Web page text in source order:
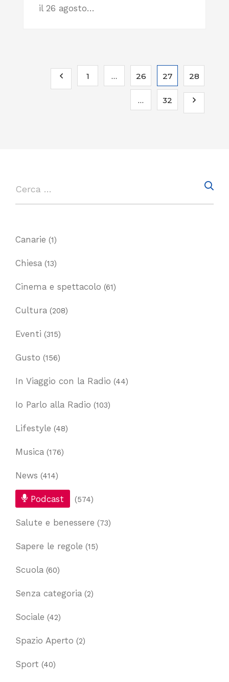
il 26 agosto…
1 … 26 27 28
… 32
Canarie (1)
Chiesa (13)
Cinema e spettacolo (61)
Cultura (208)
Eventi (315)
Gusto (156)
In Viaggio con la Radio (44)
Io Parlo alla Radio (103)
Lifestyle (48)
Musica (176)
News (414)
Podcast (574)
Salute e benessere (73)
Sapere le regole (15)
Scuola (60)
Senza categoria (2)
Sociale (42)
Spazio Aperto (2)
Sport (40)